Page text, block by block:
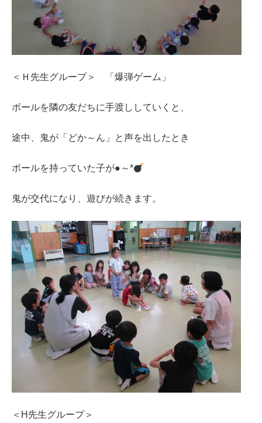
＜Ｈ先生グループ＞ 「爆弾ゲーム」
ボールを隣の友だちに手渡ししていくと、
途中、鬼が「どか～ん」と声を出したとき
ボールを持っていた子が●～*
鬼が交代になり、遊びが続きます。
＜H先生グループ＞